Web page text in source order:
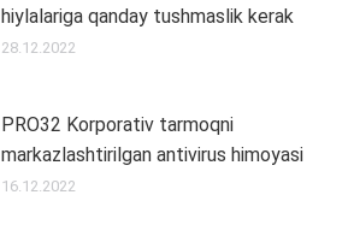
hiylalariga qanday tushmaslik kerak
28.12.2022
PRO32 Korporativ tarmoqni
markazlashtirilgan antivirus himoyasi
16.12.2022